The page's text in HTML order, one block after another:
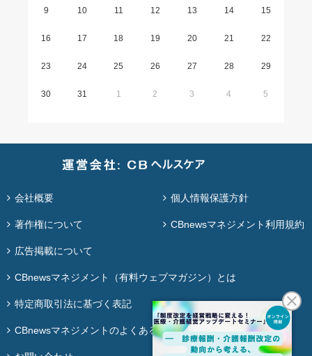
9 10 11 12 13 14 15
16 17 18 19 20 21 22
23 24 25 26 27 28 29
30 31 1 2 3 4 5
会社概要 個人情報保護方針
著作権について CBnewsマネジメント利用規約
広告掲載について
CBnewsマネジメント（有料ウェブマガジン）とは
特定商取引法に基づく表記
CBnewsマネジメントのよくある質問